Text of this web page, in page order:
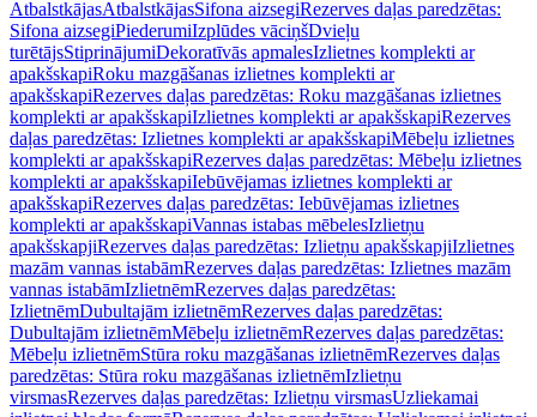
AtbalstkājasAtbalstkājasSifona aizsegiRezerves daļas paredzētas:
Sifona aizsegiPiederumiIzplūdes vāciņšDvieļu
turētājsStiprinājumiDekoratīvās apmalesIzlietnes komplekti ar
apakšskapiRoku mazgāšanas izlietnes komplekti ar
apakšskapiRezerves daļas paredzētas: Roku mazgāšanas izlietnes
komplekti ar apakšskapiIzlietnes komplekti ar apakšskapiRezerves
daļas paredzētas: Izlietnes komplekti ar apakšskapiMēbeļu izlietnes
komplekti ar apakšskapiRezerves daļas paredzētas: Mēbeļu izlietnes
komplekti ar apakšskapiIebūvējamas izlietnes komplekti ar
apakšskapiRezerves daļas paredzētas: Iebūvējamas izlietnes
komplekti ar apakšskapiVannas istabas mēbelesIzlietņu
apakšskapjiRezerves daļas paredzētas: Izlietņu apakšskapjiIzlietnes
mazām vannas istabāmRezerves daļas paredzētas: Izlietnes mazām
vannas istabāmIzlietnēmRezerves daļas paredzētas:
IzlietnēmDubultajām izlietnēmRezerves daļas paredzētas:
Dubultajām izlietnēmMēbeļu izlietnēmRezerves daļas paredzētas:
Mēbeļu izlietnēmStūra roku mazgāšanas izlietnēmRezerves daļas
paredzētas: Stūra roku mazgāšanas izlietnēmIzlietņu
virsmasRezerves daļas paredzētas: Izlietņu virsmasUzliekamai